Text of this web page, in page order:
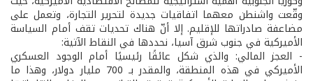
وقّعت واشنطن معهما اتفاقيات جديدة لتحرير التجارة، وتعمل على
مضاعفة صادراتها للإقليم. إلا أنّ هناك تحديات تقف أمام السياسة
الأميركية في جنوب شرق آسيا، نحددها في النقاط الآتية:
- العجز المالي: والذي شكل عائقًا رئيسيًا أمام الوجود العسكري
الأميركي في هذه المنطقة، والمقدر بـ 700 مليار دولار، وهذا ما